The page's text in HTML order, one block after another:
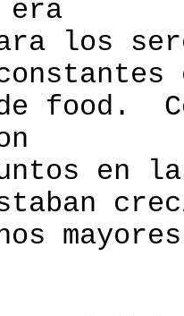
era
los
de food.
en